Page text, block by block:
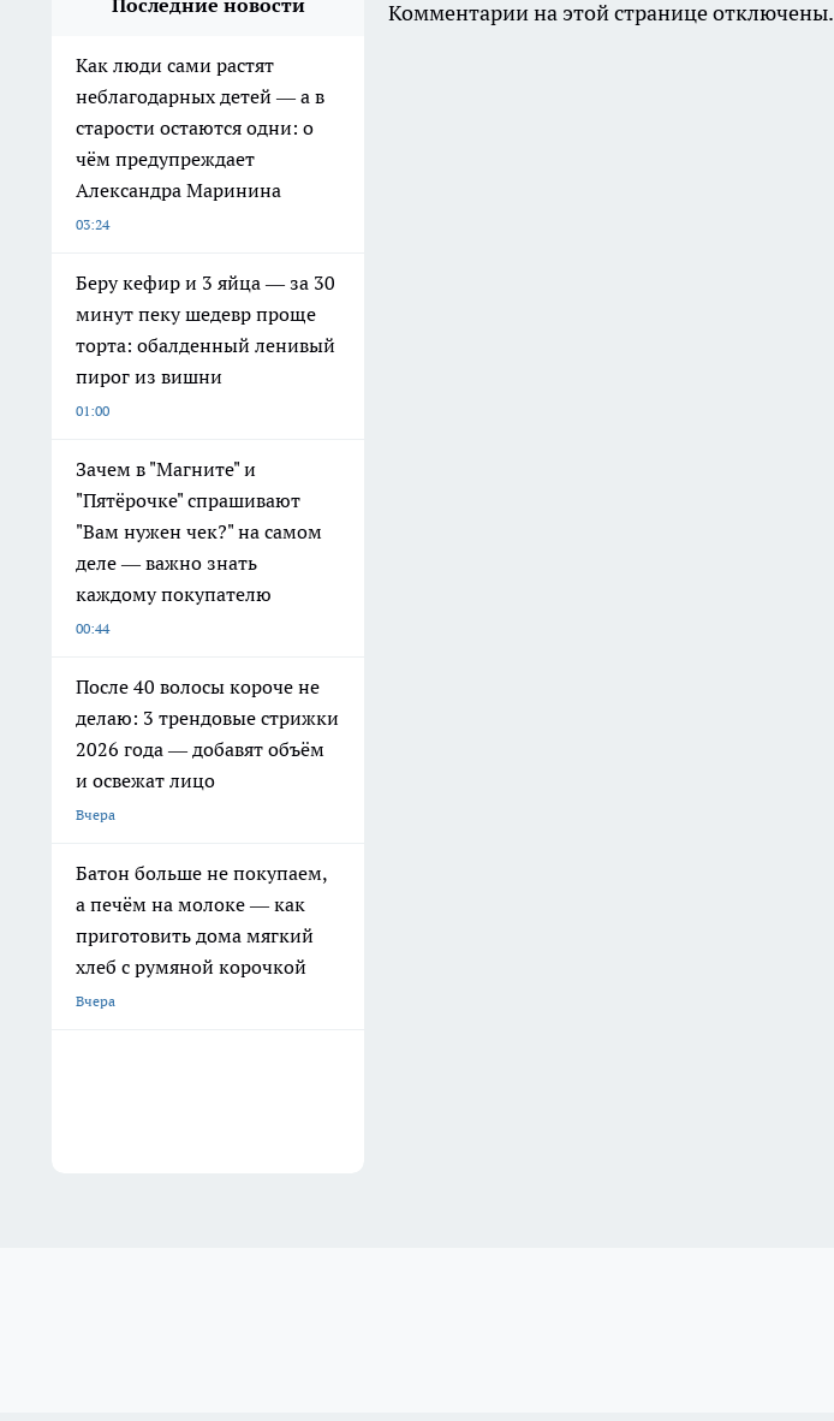
Последние новости
Как люди сами растят
неблагодарных детей — а в
старости остаются одни: о
чём предупреждает
Александра Маринина
03:24
Беру кефир и 3 яйца — за 30
минут пеку шедевр проще
торта: обалденный ленивый
пирог из вишни
01:00
Зачем в "Магните" и
"Пятёрочке" спрашивают
"Вам нужен чек?" на самом
деле — важно знать
каждому покупателю
00:44
После 40 волосы короче не
делаю: 3 трендовые стрижки
2026 года — добавят объём
и освежат лицо
Вчера
Батон больше не покупаем,
а печём на молоке — как
приготовить дома мягкий
хлеб с румяной корочкой
Вчера
Комментарии на этой странице отключены.